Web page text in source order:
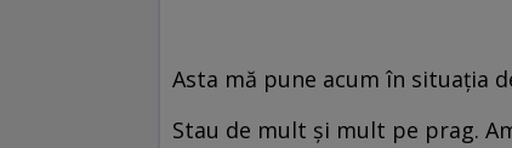
Asta mă pune acum în situaţia
Stau de mult şi mult pe prag.